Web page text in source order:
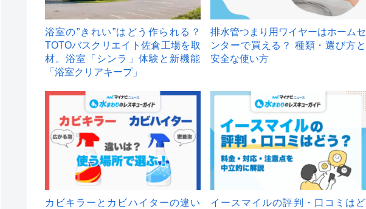
浴室の”きれい”はどう作られる？
TOTOバスクリエイト佐倉工場を取
材。浴室「シンラ」体験と新機能
「浴室クリアキープ」
排水管つまり用ワイヤーはホームセ
ンターで買える？ 種類・選び方と
安全な使い方
カビキラーとカビハイターの違い
イースマイルの評判・口コミはど